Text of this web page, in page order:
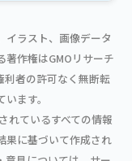
イラスト、画像データ
作権はGMOリサーチ
利者の許可なく無断転
ます。
れているすべての情報
果に基づいて作成され